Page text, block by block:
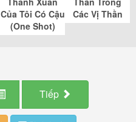
Của Tôi Có Cậu
(One Shot)
Các Vị Thần
Tiếp